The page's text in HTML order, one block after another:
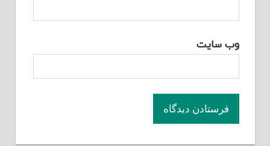
وب‌ سایت